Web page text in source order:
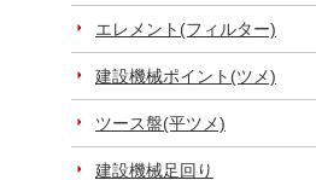
エレメント(フィルター)
建設機械ポイント(ツメ)
ツース盤(平ツメ)
建設機械足回り